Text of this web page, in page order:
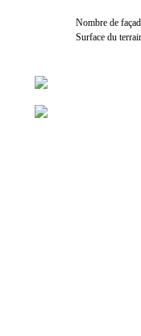
Nombre de
Surface du